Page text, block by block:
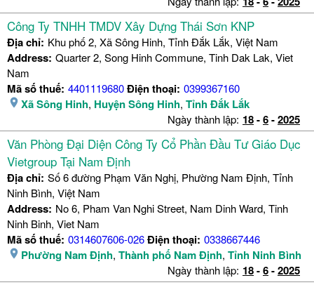
Công Ty TNHH TMDV Xây Dựng Thái Sơn KNP
Địa chỉ: Khu phố 2, Xã Sông Hinh, Tỉnh Đắk Lắk, Việt Nam
Address: Quarter 2, Song Hinh Commune, Tinh Dak Lak, Viet
Nam
Mã số thuế: 4401119680Điện thoại: 0399367160
Xã Sông Hinh, Huyện Sông Hinh, Tỉnh Đắk Lắk
Ngày thành lập: 18-6-2025
Văn Phòng Đại Diện Công Ty Cổ Phần Đầu Tư Giáo Dục
Vietgroup Tại Nam Định
Địa chỉ: Số 6 đường Phạm Văn Nghị, Phường Nam Định, Tỉnh
Ninh Bình, Việt Nam
Address: No 6, Pham Van Nghi Street, Nam Dinh Ward, Tinh
Ninh Binh, Viet Nam
Mã số thuế: 0314607606-026Điện thoại: 0338667446
Phường Nam Định, Thành phố Nam Định, Tỉnh Ninh Bình
Ngày thành lập: 18-6-2025